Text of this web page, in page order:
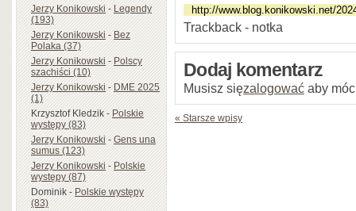
Jerzy Konikowski-Legendy
(193)
Jerzy Konikowski-Bez
Polaka (37)
Jerzy Konikowski-Polscy
szachiści (10)
Jerzy Konikowski-DME 2025
(1)
Krzysztof Kledzik-Polskie
występy (83)
Jerzy Konikowski-Gens una
sumus (123)
Jerzy Konikowski-Polskie
występy (87)
Dominik-Polskie występy
(83)
Trackback - notka
Dodaj komentarz
Musisz sięzalogować aby
« Starsze wpisy